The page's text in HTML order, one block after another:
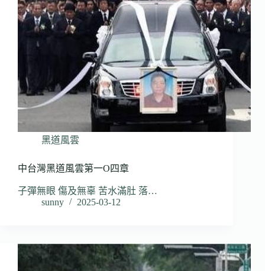
黑道風雲
中台灣黑道風雲第一O四章
子彈無眼 傷及無辜 苦水滿肚 落…
sunny
2025-03-12